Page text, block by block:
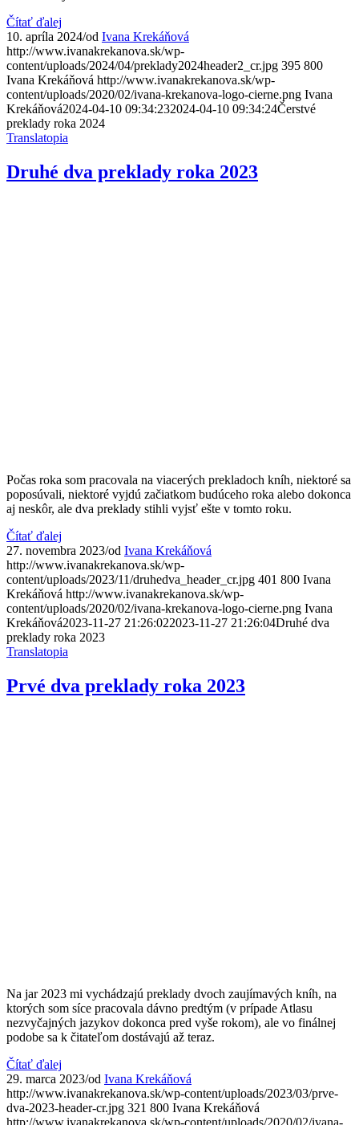
Čítať ďalej
10. apríla 2024/od Ivana Krekáňová
http://www.ivanakrekanova.sk/wp-
content/uploads/2024/04/preklady2024header2_cr.jpg 395 800
Ivana Krekáňová http://www.ivanakrekanova.sk/wp-
content/uploads/2020/02/ivana-krekanova-logo-cierne.png Ivana
Krekáňová2024-04-10 09:34:232024-04-10 09:34:24Čerstvé
preklady roka 2024
Translatopia
Druhé dva preklady roka 2023
Počas roka som pracovala na viacerých prekladoch kníh, niektoré sa
poposúvali, niektoré vyjdú začiatkom budúceho roka alebo dokonca
aj neskôr, ale dva preklady stihli vyjsť ešte v tomto roku.
Čítať ďalej
27. novembra 2023/od Ivana Krekáňová
http://www.ivanakrekanova.sk/wp-
content/uploads/2023/11/druhedva_header_cr.jpg 401 800 Ivana
Krekáňová http://www.ivanakrekanova.sk/wp-
content/uploads/2020/02/ivana-krekanova-logo-cierne.png Ivana
Krekáňová2023-11-27 21:26:022023-11-27 21:26:04Druhé dva
preklady roka 2023
Translatopia
Prvé dva preklady roka 2023
Na jar 2023 mi vychádzajú preklady dvoch zaujímavých kníh, na
ktorých som síce pracovala dávno predtým (v prípade Atlasu
nezvyčajných jazykov dokonca pred vyše rokom), ale vo finálnej
podobe sa k čitateľom dostávajú až teraz.
Čítať ďalej
29. marca 2023/od Ivana Krekáňová
http://www.ivanakrekanova.sk/wp-content/uploads/2023/03/prve-
dva-2023-header-cr.jpg 321 800 Ivana Krekáňová
http://www.ivanakrekanova.sk/wp-content/uploads/2020/02/ivana-